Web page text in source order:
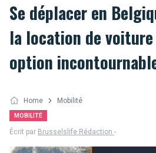
Se déplacer en
la location de
option
Home Mobilité
MOBILITÉ
Écrit par Brusselslife Rédaction -